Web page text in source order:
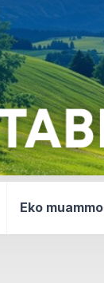
Eko muammo